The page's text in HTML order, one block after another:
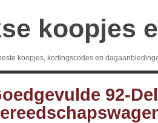
koopjes
koopjes, kortingscodes en
92-